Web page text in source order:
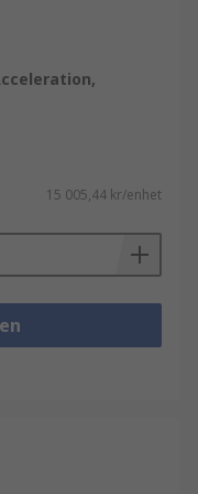
hastighet
med
du
hastighet
15 005,44 kr/enhet